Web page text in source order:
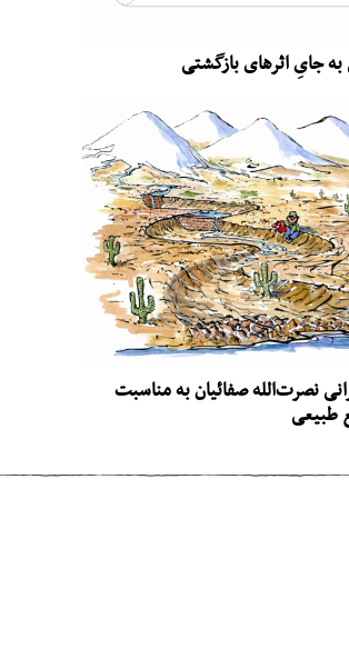
به جایِ اثرهای بازگشتی
نصرت‌الله صفائیان به مناسبت
طبیعی